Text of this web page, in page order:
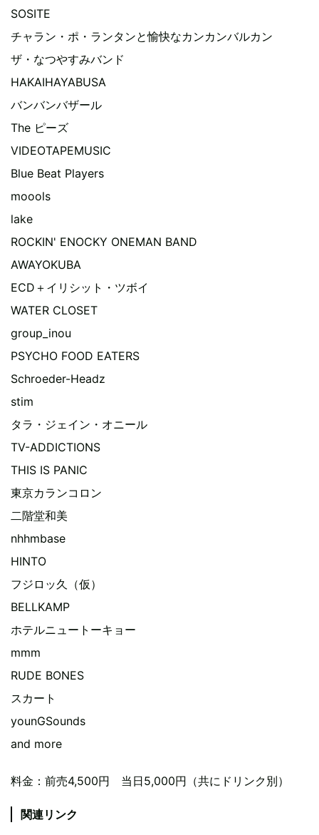
SOSITE
チャラン・ポ・ランタンと愉快なカンカンバルカン
ザ・なつやすみバンド
HAKAIHAYABUSA
バンバンバザール
The ピーズ
VIDEOTAPEMUSIC
Blue Beat Players
moools
lake
ROCKIN' ENOCKY ONEMAN BAND
AWAYOKUBA
ECD＋イリシット・ツボイ
WATER CLOSET
group_inou
PSYCHO FOOD EATERS
Schroeder-Headz
stim
タラ・ジェイン・オニール
TV-ADDICTIONS
THIS IS PANIC
東京カランコロン
二階堂和美
nhhmbase
HINTO
フジロッ久（仮）
BELLKAMP
ホテルニュートーキョー
mmm
RUDE BONES
スカート
younGSounds
and more
料金：前売4,500円 当日5,000円（共にドリンク別）
関連リンク